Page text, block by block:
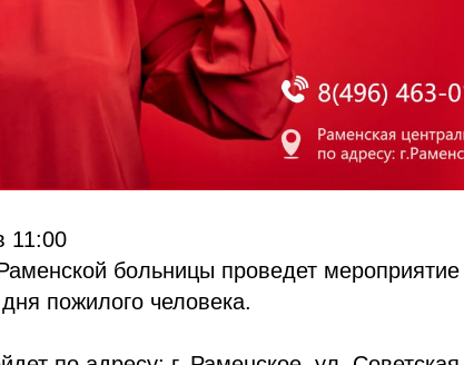
11:00
больницы проведет
пожилого человека.